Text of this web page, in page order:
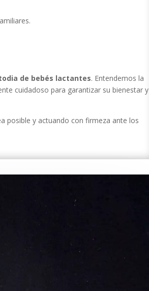
de bebés lactantes. Entendemos la
cuidadoso para garantizar su bienestar y
posible y actuando con firmeza ante los